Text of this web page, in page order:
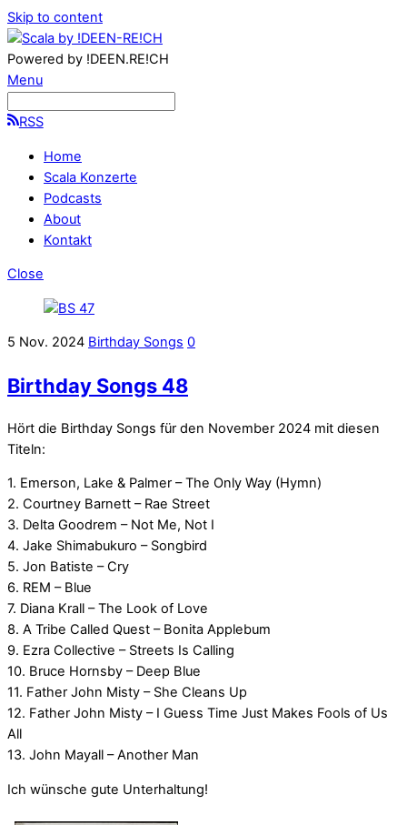
Skip to content
Powered by !DEEN.RE!CH
Menu
RSS
Home
Scala Konzerte
Podcasts
About
Kontakt
Close
5 Nov. 2024 Birthday Songs 0
Birthday Songs 48
Hört die Birthday Songs für den November 2024 mit diesen
Titeln:
1. Emerson, Lake & Palmer – The Only Way (Hymn)
2. Courtney Barnett – Rae Street
3. Delta Goodrem – Not Me, Not I
4. Jake Shimabukuro – Songbird
5. Jon Batiste – Cry
6. REM – Blue
7. Diana Krall – The Look of Love
8. A Tribe Called Quest – Bonita Applebum
9. Ezra Collective – Streets Is Calling
10. Bruce Hornsby – Deep Blue
11. Father John Misty – She Cleans Up
12. Father John Misty – I Guess Time Just Makes Fools of Us
All
13. John Mayall – Another Man
Ich wünsche gute Unterhaltung!